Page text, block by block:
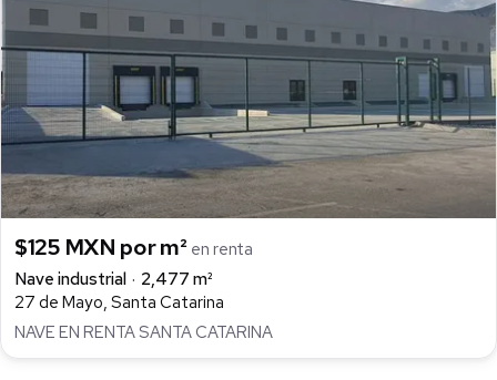
$125 MXN por m² en renta
Nave industrial
2,477 m²
27 de Mayo, Santa Catarina
NAVE EN RENTA SANTA CATARINA